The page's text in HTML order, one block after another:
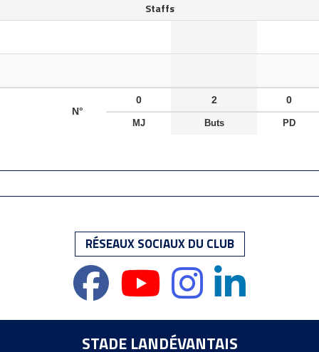
Staffs
N°
0 2 0
MJ Buts PD
RÉSEAUX SOCIAUX DU CLUB
STADE LANDÉVANTAIS